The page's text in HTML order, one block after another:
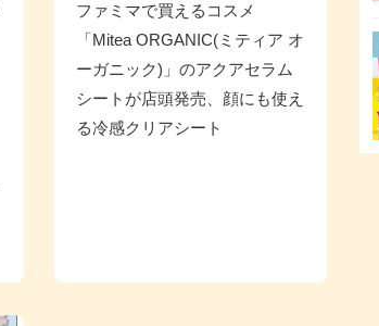
ファミマで買えるコスメ
「Mitea ORGANIC(ミティア オ
ーガニック)」のアクアセラム
シートが店頭発売、顔にも使え
る冷感クリアシート